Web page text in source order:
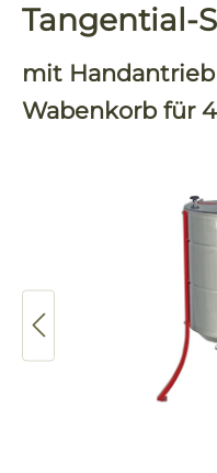
Tangential-
mit Handantrieb
Wabenkorb für
Bildergalerie